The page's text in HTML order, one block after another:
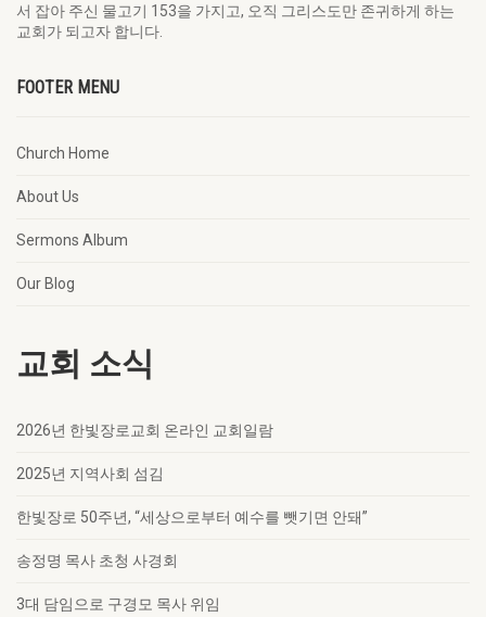
서 잡아 주신 물고기 153을 가지고, 오직 그리스도만 존귀하게 하는
교회가 되고자 합니다.
FOOTER MENU
Church Home
About Us
Sermons Album
Our Blog
교회 소식
2026년 한빛장로교회 온라인 교회일람
2025년 지역사회 섬김
한빛장로 50주년, “세상으로부터 예수를 뺏기면 안돼”
송정명 목사 초청 사경회
3대 담임으로 구경모 목사 위임